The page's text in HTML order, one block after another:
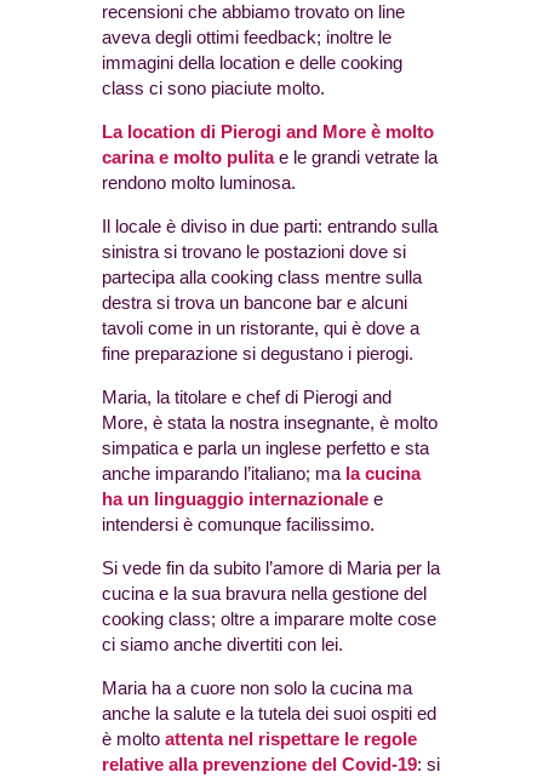
recensioni che abbiamo trovato on line
aveva degli ottimi feedback; inoltre le
immagini della location e delle cooking
class ci sono piaciute molto.
La location di Pierogi and More è molto
carina e molto pulitae le grandi vetrate la
rendono molto luminosa.
Il locale è diviso in due parti: entrando sulla
sinistra si trovano le postazioni dove si
partecipa alla cooking class mentre sulla
destra si trova un bancone bar e alcuni
tavoli come in un ristorante, qui è dove a
fine preparazione si degustano i pierogi.
Maria, la titolare e chef di Pierogi and
More, è stata la nostra insegnante, è molto
simpatica e parla un inglese perfetto e sta
anche imparando l’italiano; ma la cucina
ha un linguaggio internazionale e
intendersi è comunque facilissimo.
Si vede fin da subito l’amore di Maria per la
cucina e la sua bravura nella gestione del
cooking class; oltre a imparare molte cose
ci siamo anche divertiti con lei.
Maria ha a cuore non solo la cucina ma
anche la salute e la tutela dei suoi ospiti ed
è molto attenta nel rispettare le regole
relative alla prevenzione del Covid-19: si